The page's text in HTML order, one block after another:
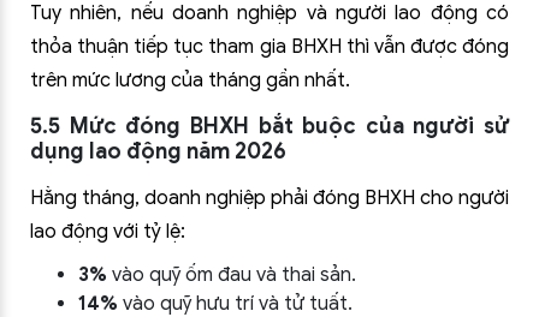
Tuy nhiên, nếu doanh nghiệp và người lao động có
thỏa thuận tiếp tục tham gia BHXH thì vẫn được đóng
trên mức lương của tháng gần nhất.
5.5 Mức đóng BHXH bắt buộc của người sử
dụng lao động năm 2026
Hằng tháng, doanh nghiệp phải đóng BHXH cho người
lao động với tỷ lệ:
3% vào quỹ ốm đau và thai sản.
14% vào quỹ hưu trí và tử tuất.